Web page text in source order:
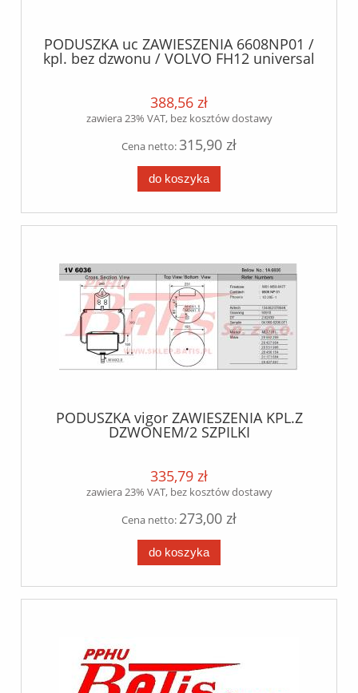
PODUSZKA uc ZAWIESZENIA 6608NP01 /
kpl. bez dzwonu / VOLVO FH12 universal
388,56 zł
zawiera 23% VAT, bez kosztów dostawy
Cena netto:315,90 zł
do koszyka
PODUSZKA vigor ZAWIESZENIA KPL.Z
DZWONEM/2 SZPILKI
335,79 zł
zawiera 23% VAT, bez kosztów dostawy
Cena netto: 273,00 zł
do koszyka